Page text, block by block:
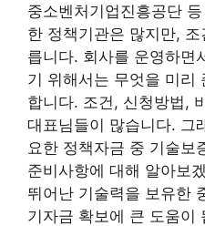
중소벤처기업진흥공단
한 정책기관은 많지만,
릅니다. 회사를 운영하면
기 위해서는 무엇을 미리
합니다. 조건, 신청방법,
대표님들이 많습니다. 그
요한 정책자금 중 기술보
준비사항에 대해 알아보
뛰어난 기술력을 보유한
기자금 확보에 큰 도움이